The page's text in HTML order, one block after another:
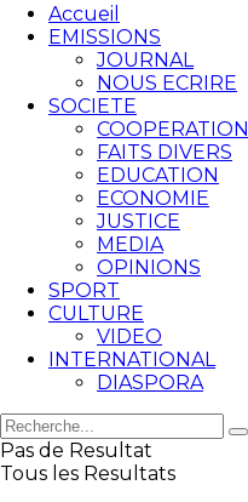
Accueil
EMISSIONS
JOURNAL
NOUS ECRIRE
SOCIETE
COOPERATION
FAITS DIVERS
EDUCATION
ECONOMIE
JUSTICE
MEDIA
OPINIONS
SPORT
CULTURE
VIDEO
INTERNATIONAL
DIASPORA
Pas de Resultat
Tous les Resultats